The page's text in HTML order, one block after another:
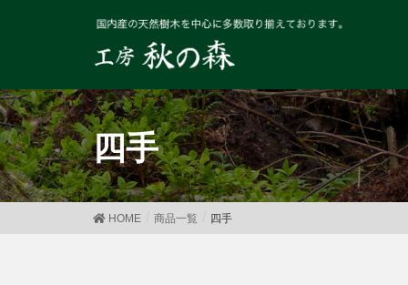
四手
HOME 商品一覧 四手